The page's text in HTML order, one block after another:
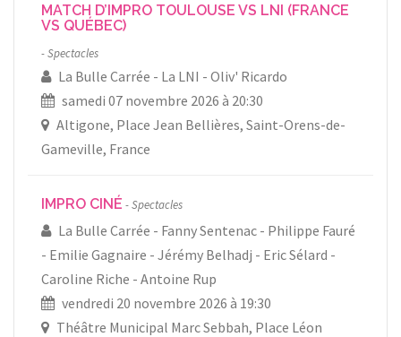
MATCH D’IMPRO TOULOUSE VS LNI (FRANCE
VS QUÉBEC)
Spectacles
La Bulle Carrée La LNI
Oliv' Ricardo
samedi 07 novembre 2026 à 20:30
Altigone, Place Jean Bellières, Saint-Orens-de-
Gameville, France
IMPRO CINÉ Spectacles
La Bulle Carrée Fanny Sentenac
Philippe Fauré
Emilie Gagnaire
Jérémy Belhadj
Eric Sélard
Caroline Riche
Antoine Rup
vendredi 20 novembre 2026 à 19:30
Théâtre Municipal Marc Sebbah, Place Léon